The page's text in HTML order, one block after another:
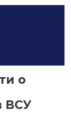
о
ВСУ